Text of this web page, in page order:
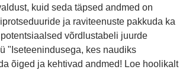
kuid seda täpsed andmed on
ja raviteenuste pakkuda ka
võrdlustabeli juurde
"Iseteenindusega, kes naudiks
õiged ja kehtivad andmed! Loe hoolikalt